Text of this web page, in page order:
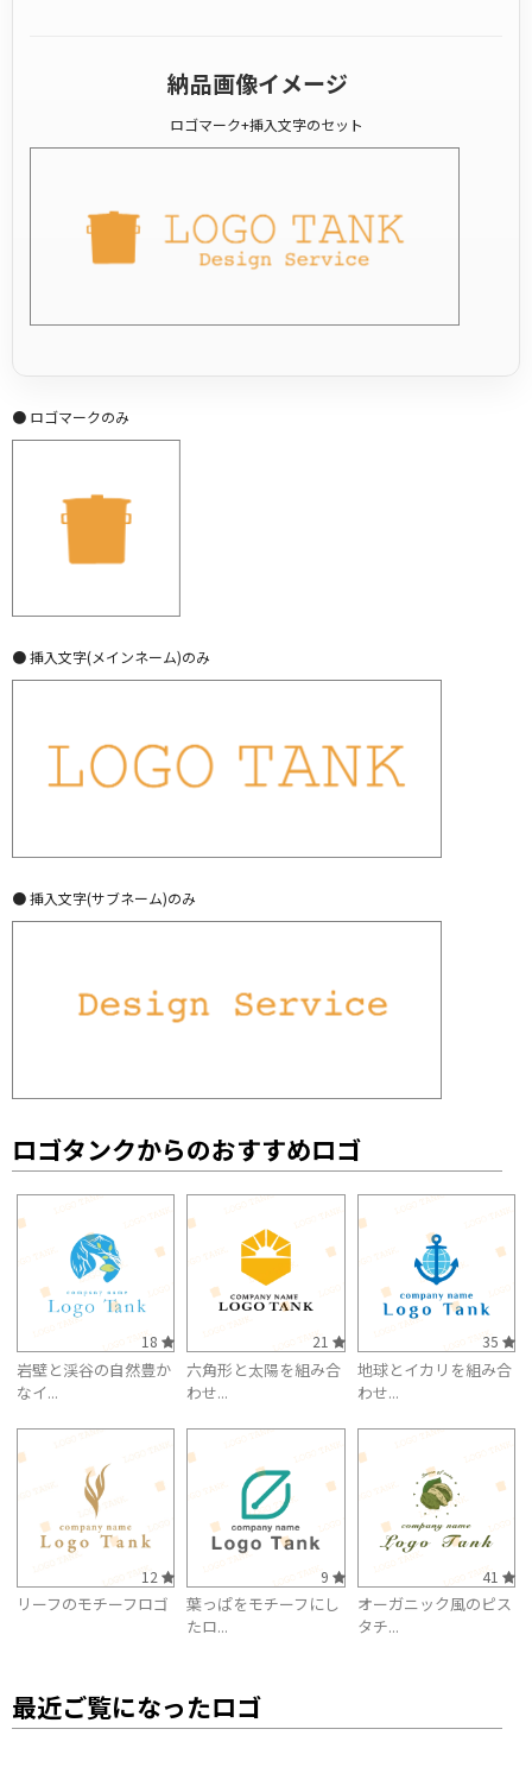
納品画像イメージ
ロゴマーク+挿入文字のセット
● ロゴマークのみ
● 挿入文字(メインネーム)のみ
● 挿入文字(サブネーム)のみ
ロゴタンクからのおすすめロゴ
18
岩壁と渓谷の自然豊か
なイ...
21
六角形と太陽を組み合
わせ...
35
地球とイカリを組み合
わせ...
12
リーフのモチーフロゴ
9
葉っぱをモチーフにし
たロ...
41
オーガニック風のピス
タチ...
最近ご覧になったロゴ